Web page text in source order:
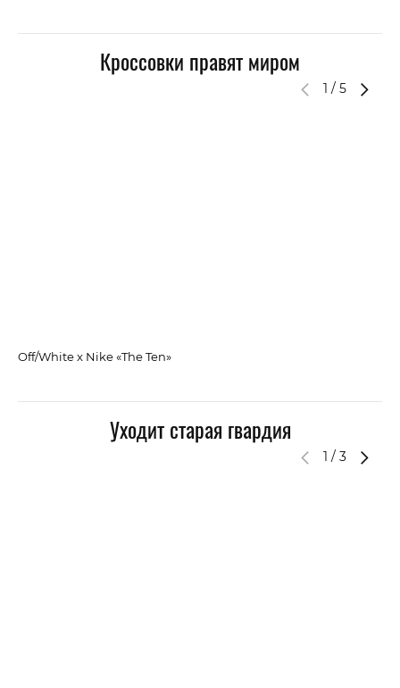
Кроссовки правят миром
1 / 5
Off/White x Nike «The Ten»
Уходит старая гвардия
1 / 3